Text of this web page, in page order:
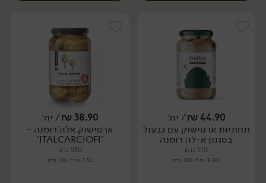
יח׳ יח׳
44.90
₪/ יח׳
תחתיות ארטישוק עם גבעול
בסגנון א-לה רומנה
510 גרם
8.80 ₪ ל-100 גרם
38.90
₪/ יח׳
ארטישוק אלה'רומנה -
'ITALCARCIOFI'
530 גרם
7.34 ₪ ל-100 גרם